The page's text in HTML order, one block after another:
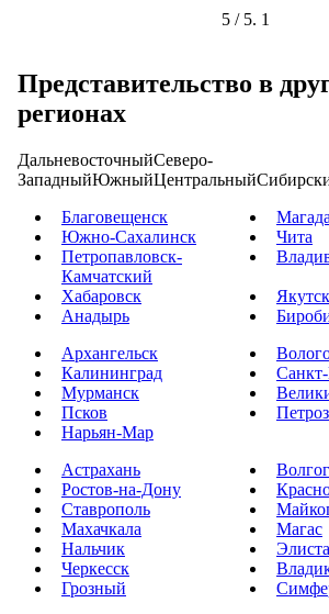
5 / 5. 1
Представительство в
регионах
ДальневосточныйСеверо-
ЗападныйЮжныйЦентральный
Благовещенск
Южно-Сахалинск
Чита
Петропавловск-
Камчатский
Хабаровск
Якутск
Анадырь
Архангельск
Калининград
Мурманск
Псков
Нарьян-Мар
Астрахань
Ростов-на-Дону
Ставрополь
Махачкала
Магас
Нальчик
Элиста
Черкесск
Грозный